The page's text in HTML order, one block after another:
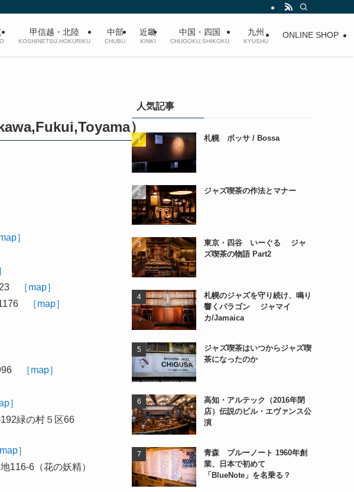
甲信越・北陸
KOSHINETSU,HOKURIKU
中部
CHUBU
近畿
KINKI
中国・四国
CHUGOKU,SHIKOKU
九州
KYUSHU
ONLINE SHOP
）
］
［map］
［map］
［map］
］
緑の村５区66
map］
6（花の妖精）
人気記事
札幌 ボッサ / Bossa
ジャズ喫茶の作法とマナー
東京・四谷 いーぐる ジャ
ズ喫茶の物語 Part2
札幌のジャズを守り続け、鳴り
響くパラゴン ジャマイ
カ/Jamaica
ジャズ喫茶はいつからジャズ喫
茶になったのか
高知・アルテック（2016年閉
店）伝説のビル・エヴァンス公
演
青森 ブルーノート 1960年創
業、日本で初めて
「BlueNote」を名乗る？